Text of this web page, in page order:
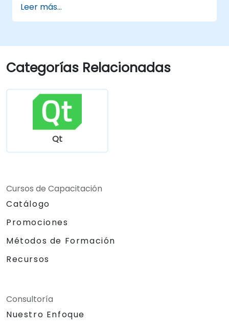
Leer más...
Categorías Relacionadas
Qt
Cursos de Capacitación
Catálogo
Promociones
Métodos de Formación
Recursos
Consultoría
Nuestro Enfoque